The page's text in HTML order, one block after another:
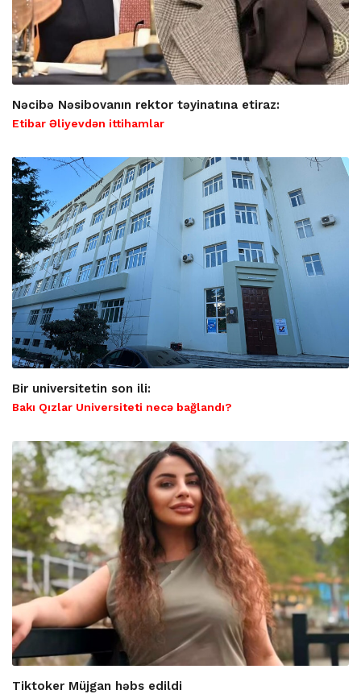
Nəcibə Nəsibovanın rektor təyinatına etiraz:
Etibar Əliyevdən ittihamlar
Bir universitetin son ili:
Bakı Qızlar Universiteti necə bağlandı?
Tiktoker Müjgan həbs edildi